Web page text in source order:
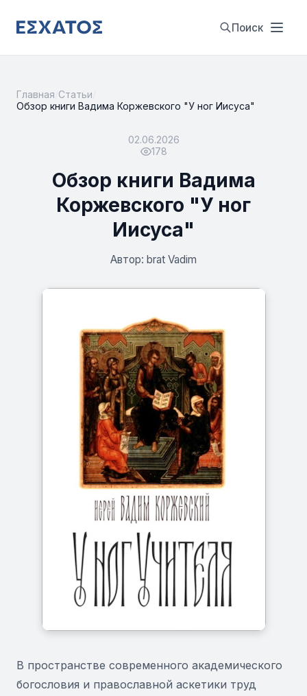
Поиск
Главная Статьи
Обзор книги Вадима Коржевского "У ног Иисуса"
02.06.2026
178
Обзор книги Вадима
Коржевского "У ног
Иисуса"
Автор: brat Vadim
В пространстве современного академического
богословия и православной аскетики труд